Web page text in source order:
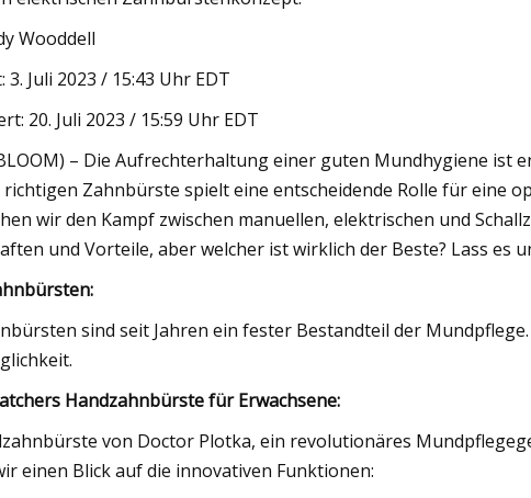
Wooddell
3. Juli 2023 / 15:43 Uhr EDT
20. Juli 2023 / 15:59 Uhr EDT
– Die Aufrechterhaltung einer guten Mundhygiene ist
richtigen Zahnbürste spielt eine entscheidende Rolle für eine
wir den Kampf zwischen manuellen, elektrischen und
und Vorteile, aber welcher ist wirklich der Beste? Lass es
sind seit Jahren ein fester Bestandteil der
Handzahnbürste für Erwachsene:
von Doctor Plotka, ein revolutionäres
einen Blick auf die innovativen Funktionen: